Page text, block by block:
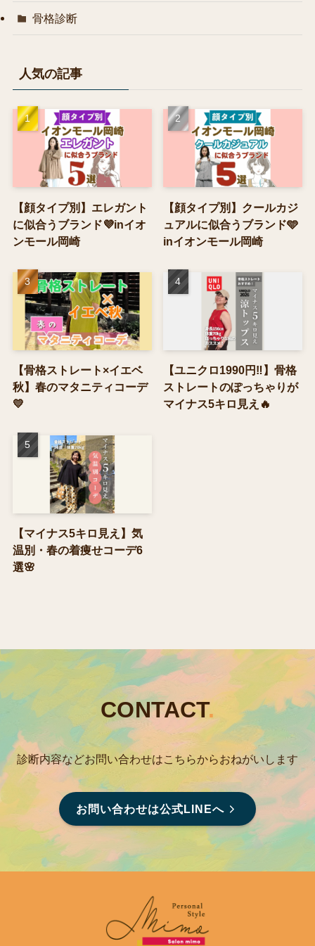
骨格診断
人気の記事
【顔タイプ別】エレガント
に似合うブランド💜inイオ
ンモール岡崎
【顔タイプ別】クールカジ
ュアルに似合うブランド🩵
inイオンモール岡崎
【骨格ストレート×イエベ
秋】春のマタニティコーデ
💛
【ユニクロ1990円‼】骨格
ストレートのぽっちゃりが
マイナス5キロ見え🔥
【マイナス5キロ見え】気
温別・春の着痩せコーデ6
選🌸
CONTACT.
診断内容などお問い合わせはこちらからおねがいします
お問い合わせは公式LINEへ